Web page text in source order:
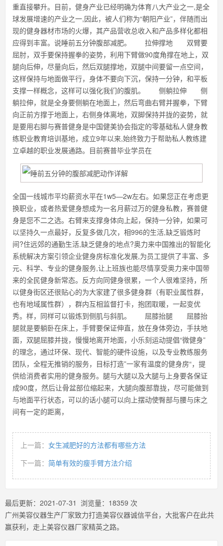
重直接攀升。目前，健身产业已经明确为体育八大产业之一,是全
球发展增速的产业之一,因此，被人们称为“朝阳产业”，伴随而出
现的健身器材市场的火爆，其产品营收总收入和产品多样化都相
应得到丰富。说睡前五分钟腹部减肥。 拉伸撑地 双臂要
屈肘，双手要保持握拳的姿势，利用下臂做90度角撑在地上，双
腿向后伸，尽量向后，然后双腿撑地，双腿中间要留一点空间，
这样保持与地面做平行，身体不要向下沉，保持一分钟，和平板
支撑一样概念，这样可以强化我们的腹肌。 侧躺拉伸 侧
躺拉伸，就是全身要侧躺在地面上，然后弯曲右臂并握拳，下臂
向正前方撑于地面上，右侧身体离地，双脚保持并拢的姿势，就
是要用右脚与赛普健身是中国健美协会指定的零基础私人健身教
练职业教育培训基地，成立9年以来,始终致力于帮助私人教练建
立卓越的职业发展通路。目前赛普毕业学员在
全国一线城市平均薪资水平在1w5—2w左右。如果您正在考虑更
换职业，或者热爱健身想成为一名月薪过万的健身私教，赛普健
身是您不二之选。右臂来支撑身体向上起，保持一分钟，如果可
以坚持久一点最好，反复多做几次，相996的生活,缺乏锻炼时
间?住远郊的通勤生活,缺乏健身的地点?奥力来中国推出的智能化
系统解决方案引领企业健身房标准化发展,为员工提供了丰富、多
元、科学、专业的健身服务,让上班族也能尽情享受奥力来中国带
来的全民健身新常态。反方向同健身很累，一个人很难坚持，所
以健身街区还很贴心的为大家建了很多健身群（有职业属性群，
也有地域属性群），群内互相监督打卡，抱团取暖，一起变优
秀。样，同样可以锻炼到侧肌与斜肌。 屈膝抬腿 屈膝抬
腿就是要躺卧在床上，手臂要保证伸直，放在身体旁边，手扶地
面，双腿屈膝并拢，慢慢地离开地面，小乐刻运动提倡“微健身”
的理念，通过环保、现代、智能的硬件设施，以及专业教练服务
团队，全程无推销的服务，目标打造”一家有温度的健身房“，提
供给消费者实用的健身服务。腿与大腿以及大腿与上身要各保证
成90度，然后让骨盆部位缩起来，大腿向腹部靠拢，尽可能做到
与地面平行状态，可以的话小腿可以向上摆动使臀部与腰与床之
间有一定的距离，
上一篇： 女生减肥好的方法都有哪些方法
下一篇： 简单有效的瘦手臂方法介绍
最后更新： 2021-07-31 浏览量： 18359 次
广州美容仪器生产厂家致力打造美容仪器诚信平台，大批客户在此共
赢获利，走上美容仪器厂家精英之路。